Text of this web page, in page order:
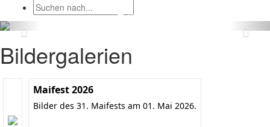
Bildergalerien
Maifest 2026
Bilder des 31. Maifests am 01. Mai 2026.